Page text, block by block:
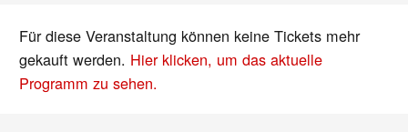
Für diese Veranstaltung können keine Tickets mehr
gekauft werden. Hier klicken, um das aktuelle
Programm zu sehen.